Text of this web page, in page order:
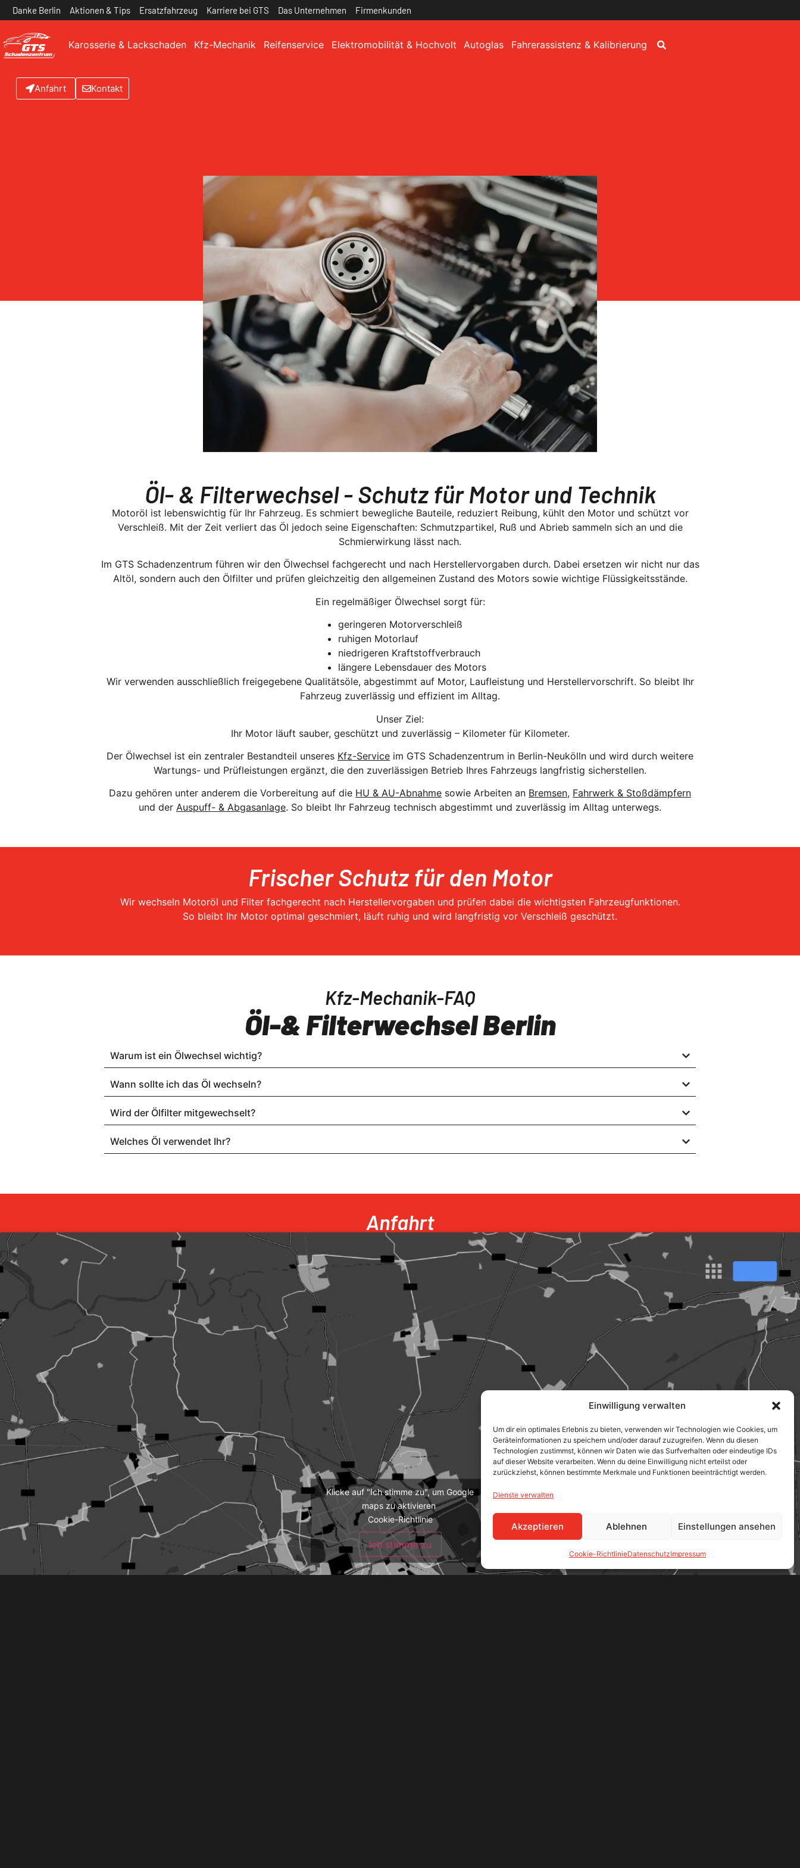
Einwilligung verwalten
Um dir ein optimales Erlebnis zu bieten, verwenden wir Technologien wie Cookies, um
Geräteinformationen zu speichern und/oder darauf zuzugreifen. Wenn du diesen
Technologien zustimmst, können wir Daten wie das Surfverhalten oder eindeutige IDs
auf dieser Website verarbeiten. Wenn du deine Einwilligung nicht erteilst oder
zurückziehst, können bestimmte Merkmale und Funktionen beeinträchtigt werden.
Dienste verwalten
Akzeptieren Ablehnen Einstellungen ansehen
Cookie-RichtlinieDatenschutzImpressum
Danke Berlin Aktionen & Tips Ersatzfahrzeug Karriere bei GTS Das Unternehmen Firmenkunden
Karosserie & Lackschaden Kfz-Mechanik Reifenservice Elektromobilität & Hochvolt Autoglas Fahrerassistenz & Kalibrierung
Anfahrt Kontakt
Öl- & Filterwechsel - Schutz für Motor und Technik
Motoröl ist lebenswichtig für Ihr Fahrzeug. Es schmiert bewegliche Bauteile, reduziert Reibung, kühlt den Motor und schützt vor
Verschleiß. Mit der Zeit verliert das Öl jedoch seine Eigenschaften: Schmutzpartikel, Ruß und Abrieb sammeln sich an und die
Schmierwirkung lässt nach.
Im GTS Schadenzentrum führen wir den Ölwechsel fachgerecht und nach Herstellervorgaben durch. Dabei ersetzen wir nicht nur das
Altöl, sondern auch den Ölfilter und prüfen gleichzeitig den allgemeinen Zustand des Motors sowie wichtige Flüssigkeitsstände.
Ein regelmäßiger Ölwechsel sorgt für:
geringeren Motorverschleiß
ruhigen Motorlauf
niedrigeren Kraftstoffverbrauch
längere Lebensdauer des Motors
Wir verwenden ausschließlich freigegebene Qualitätsöle, abgestimmt auf Motor, Laufleistung und Herstellervorschrift. So bleibt Ihr
Fahrzeug zuverlässig und effizient im Alltag.
Unser Ziel:
Ihr Motor läuft sauber, geschützt und zuverlässig – Kilometer für Kilometer.
Der Ölwechsel ist ein zentraler Bestandteil unseres Kfz-Service im GTS Schadenzentrum in Berlin-Neukölln und wird durch weitere
Wartungs- und Prüfleistungen ergänzt, die den zuverlässigen Betrieb Ihres Fahrzeugs langfristig sicherstellen.
Dazu gehören unter anderem die Vorbereitung auf die HU & AU-Abnahme sowie Arbeiten an Bremsen, Fahrwerk & Stoßdämpfern
und der Auspuff- & Abgasanlage. So bleibt Ihr Fahrzeug technisch abgestimmt und zuverlässig im Alltag unterwegs.
Frischer Schutz für den Motor
Wir wechseln Motoröl und Filter fachgerecht nach Herstellervorgaben und prüfen dabei die wichtigsten Fahrzeugfunktionen.
So bleibt Ihr Motor optimal geschmiert, läuft ruhig und wird langfristig vor Verschleiß geschützt.
Kfz-Mechanik-FAQ
Öl-& Filterwechsel Berlin
Warum ist ein Ölwechsel wichtig?
Wann sollte ich das Öl wechseln?
Wird der Ölfilter mitgewechselt?
Welches Öl verwendet Ihr?
Anfahrt
Klicke auf "Ich stimme zu", um Google
maps zu aktivieren
Cookie-Richtlinie
Ich stimme zu